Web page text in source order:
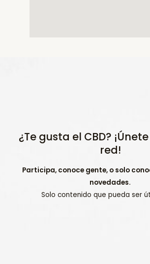
¿Te gusta el CBD?
red!
Participa, conoce gente, o solo
novedades.
Solo contenido que pueda ser